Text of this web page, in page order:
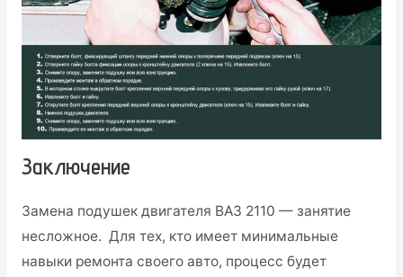
Заключение
Замена подушек двигателя ВАЗ 2110 — занятие
несложное. Для тех, кто имеет минимальные
навыки ремонта своего авто, процесс будет